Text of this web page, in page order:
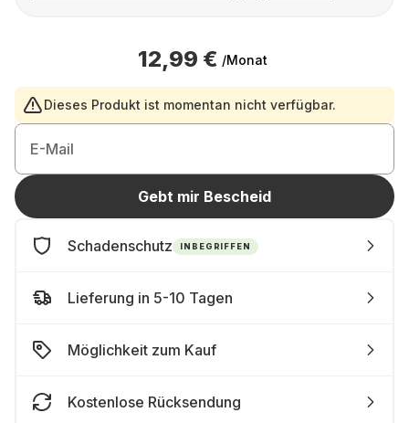
12,99 € /Monat
Dieses Produkt ist momentan nicht verfügbar.
E-Mail
Gebt mir Bescheid
Schadenschutz INBEGRIFFEN
Lieferung in 5-10 Tagen
Möglichkeit zum Kauf
Kostenlose Rücksendung